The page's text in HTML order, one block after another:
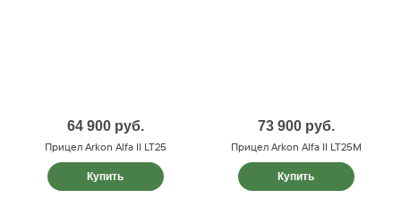
64 900 руб.
Прицел Arkon Alfa II LT25
Купить
73 900 руб.
Прицел Arkon Alfa II LT25M
Купить